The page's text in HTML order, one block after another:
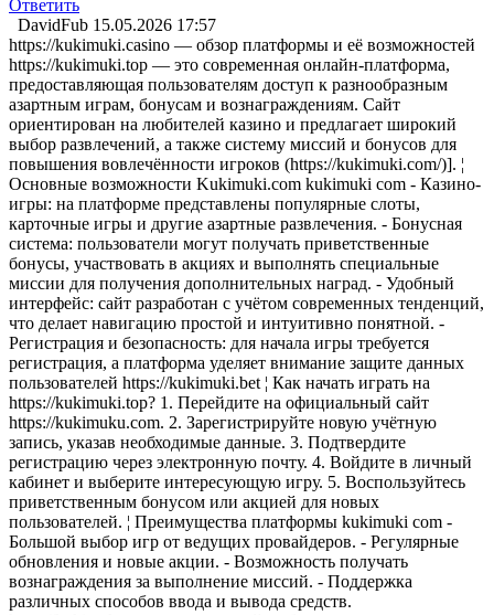
Ответить
DavidFub 15.05.2026 17:57
https://kukimuki.casino — обзор платформы и её возможностей
https://kukimuki.top — это современная онлайн-платформа,
предоставляющая пользователям доступ к разнообразным
азартным играм, бонусам и вознаграждениям. Сайт
ориентирован на любителей казино и предлагает широкий
выбор развлечений, а также систему миссий и бонусов для
повышения вовлечённости игроков (https://kukimuki.com/)]. ¦
Основные возможности Kukimuki.com kukimuki com - Казино-
игры: на платформе представлены популярные слоты,
карточные игры и другие азартные развлечения. - Бонусная
система: пользователи могут получать приветственные
бонусы, участвовать в акциях и выполнять специальные
миссии для получения дополнительных наград. - Удобный
интерфейс: сайт разработан с учётом современных тенденций,
что делает навигацию простой и интуитивно понятной. -
Регистрация и безопасность: для начала игры требуется
регистрация, а платформа уделяет внимание защите данных
пользователей https://kukimuki.bet ¦ Как начать играть на
https://kukimuki.top? 1. Перейдите на официальный сайт
https://kukimuku.com. 2. Зарегистрируйте новую учётную
запись, указав необходимые данные. 3. Подтвердите
регистрацию через электронную почту. 4. Войдите в личный
кабинет и выберите интересующую игру. 5. Воспользуйтесь
приветственным бонусом или акцией для новых
пользователей. ¦ Преимущества платформы kukimuki com -
Большой выбор игр от ведущих провайдеров. - Регулярные
обновления и новые акции. - Возможность получать
вознаграждения за выполнение миссий. - Поддержка
различных способов ввода и вывода средств.